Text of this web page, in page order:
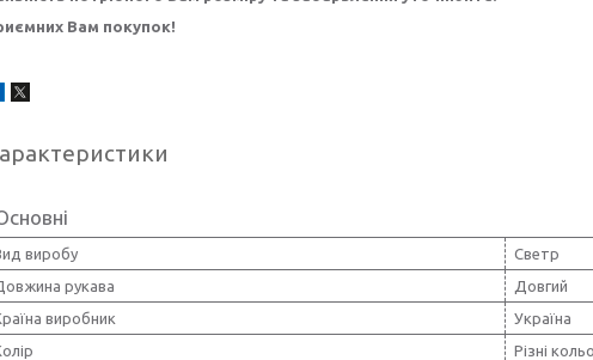
Вам покупок!
виробу
Светр
рукава
Довгий
виробник
Україна
Різні